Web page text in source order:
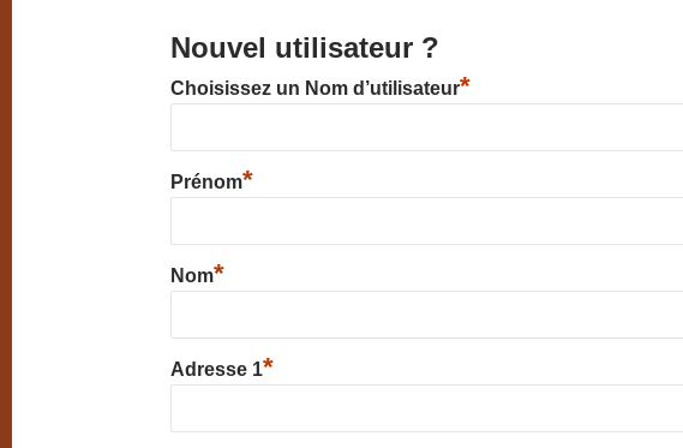
Nouvel utilisateur ?
Choisissez un Nom d’utilisateur*
Prénom*
Nom*
Adresse 1*